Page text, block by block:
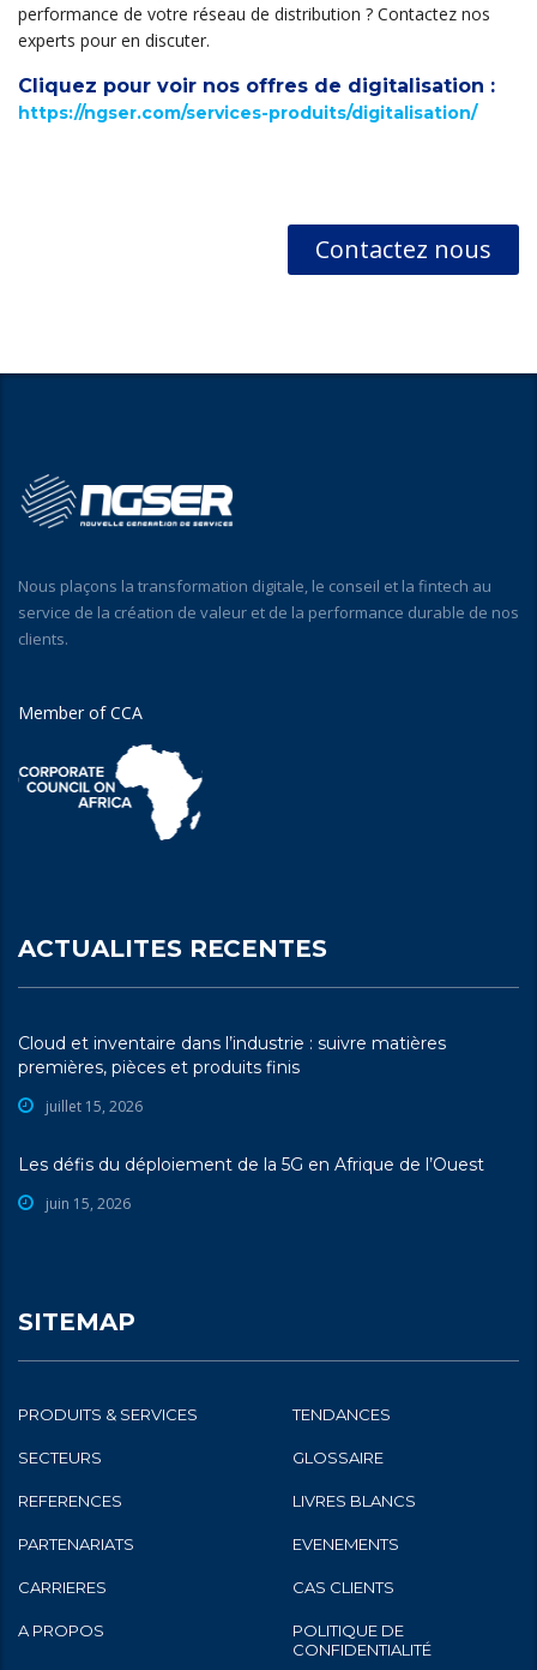
performance de votre réseau de distribution ? Contactez nos
experts pour en discuter.
Cliquez pour voir nos offres de digitalisation :
https://ngser.com/services-produits/digitalisation/
Contactez nous
Nous plaçons la transformation digitale, le conseil et la fintech au
service de la création de valeur et de la performance durable de nos
clients.
Member of CCA
ACTUALITES RECENTES
Cloud et inventaire dans l’industrie : suivre matières
premières, pièces et produits finis
juillet 15, 2026
Les défis du déploiement de la 5G en Afrique de l’Ouest
juin 15, 2026
SITEMAP
PRODUITS & SERVICES TENDANCES
SECTEURS GLOSSAIRE
REFERENCES LIVRES BLANCS
PARTENARIATS EVENEMENTS
CARRIERES CAS CLIENTS
A PROPOS
POLITIQUE DE
CONFIDENTIALITÉ